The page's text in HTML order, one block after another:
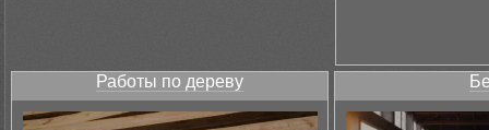
Работы по дереву